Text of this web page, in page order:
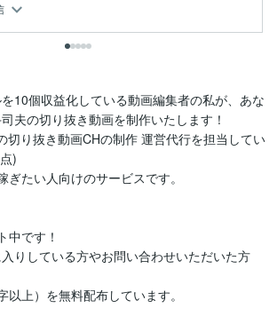
10個収益化している動画編集者の私が、あな
夫の切り抜き動画を制作いたします！
切り抜き動画CHの制作 運営代行を担当してい
)
ぎたい人向けのサービスです。
中です！
りしている方やお問い合わせいただいた方
以上）を無料配布しています。